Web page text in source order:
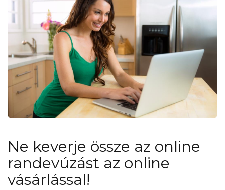
Ne keverje össze az online
randevúzást az online
vásárlással!